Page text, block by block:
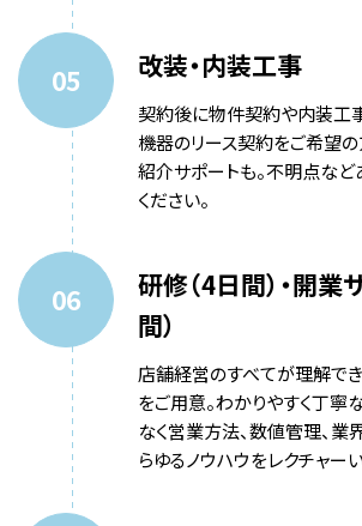
改装・内装工事
契約後に物件契約や内装工
機器のリース契約をご希望
紹介サポートも。不明点な
ください。
研修（4日間）・開業
間）
店舗経営のすべてが理解で
をご用意。わかりやすく丁寧
なく営業方法、数値管理、業
らゆるノウハウをレクチャー